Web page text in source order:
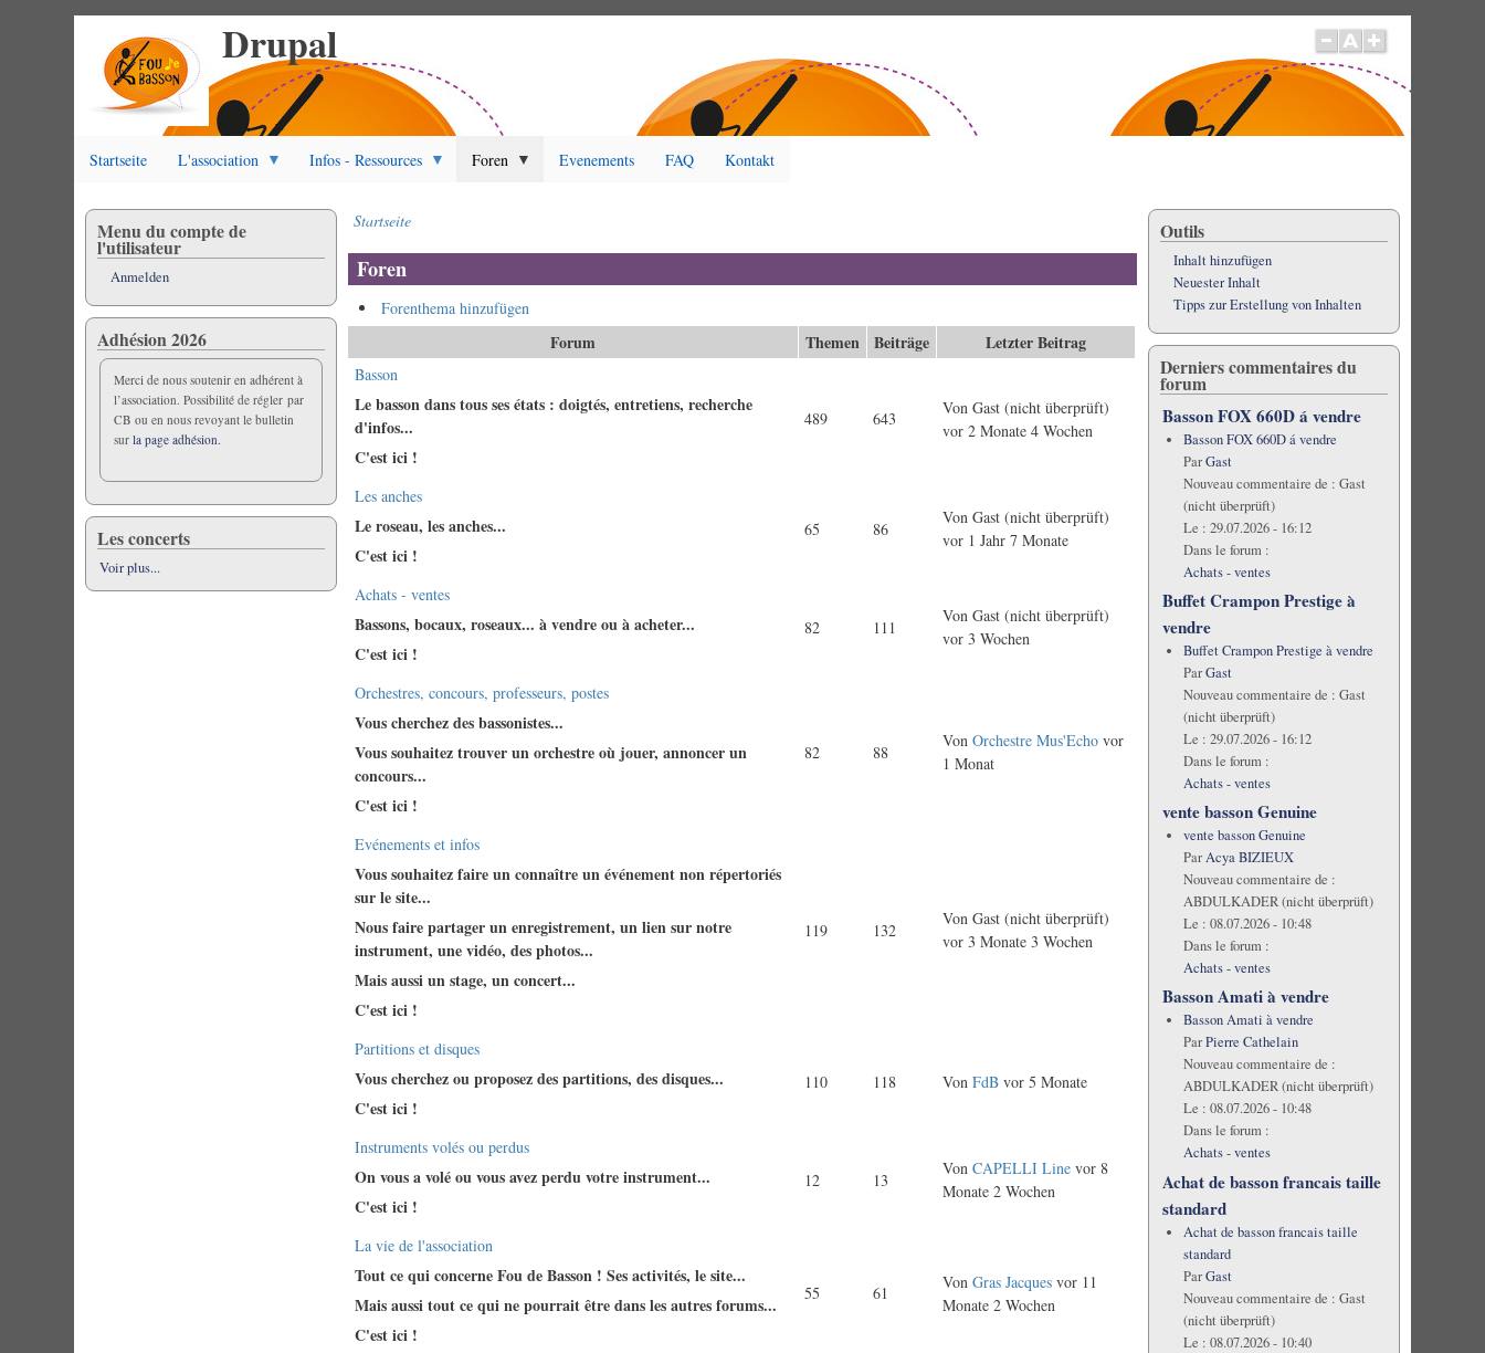
Drupal
Startseite L'association Infos - Ressources Foren Evenements FAQ Kontakt
Startseite
Foren
Forenthema hinzufügen
Forum Themen Beiträge Letzter Beitrag
Keine
neuen
Beiträge
Basson
Le basson dans tous ses états : doigtés, entretiens, recherche
d'infos...
C'est ici !
489 643
VonGast (nicht überprüft)
vor 2 Monate 4 Wochen
Keine
neuen
Les anches
Le roseau, les anches...
C'est ici !
65 86
VonGast (nicht überprüft)
vor 1 Jahr 7 Monate
Keine
neuen
Achats - ventes
Bassons, bocaux, roseaux... à vendre ou à acheter...
C'est ici !
82 111
VonGast (nicht überprüft)
vor 3 Wochen
Keine
neuen
Orchestres, concours, professeurs, postes
Vous cherchez des bassonistes...
Vous souhaitez trouver un orchestre où jouer, annoncer un
concours...
C'est ici !
82 88
VonOrchestre Mus'Echo vor
1 Monat
Keine
neuen
Beiträge
Evénements et infos
Vous souhaitez faire un connaître un événement non répertoriés
sur le site...
Nous faire partager un enregistrement, un lien sur notre
instrument, une vidéo, des photos...
Mais aussi un stage, un concert...
C'est ici !
119 132
VonGast (nicht überprüft)
vor 3 Monate 3 Wochen
Keine
neuen
Partitions et disques
Vous cherchez ou proposez des partitions, des disques...
C'est ici !
110 118 VonFdB vor 5 Monate
Keine
neuen
Instruments volés ou perdus
On vous a volé ou vous avez perdu votre instrument...
C'est ici !
12 13
VonCAPELLI Line vor 8
Monate 2 Wochen
Keine
neuen
La vie de l'association
Tout ce qui concerne Fou de Basson ! Ses activités, le site...
Mais aussi tout ce qui ne pourrait être dans les autres forums...
C'est ici !
55 61
VonGras Jacques vor 11
Monate 2 Wochen
Menu du compte de
l'utilisateur
Anmelden
Adhésion 2026
Merci de nous soutenir en adhérent à
l’association. Possibilité de régler par
CB ou en nous revoyant le bulletin
surla page adhésion.
Les concerts
Voir plus...
Outils
Inhalt hinzufügen
Neuester Inhalt
Tipps zur Erstellung von Inhalten
Derniers commentaires du
forum
Basson FOX 660D á vendre
Basson FOX 660D á vendre
ParGast
Nouveau commentaire de : Gast
(nicht überprüft)
Le : 29.07.2026 - 16:12
Dans le forum :
Achats - ventes
Buffet Crampon Prestige à
vendre
Buffet Crampon Prestige à vendre
ParGast
Nouveau commentaire de : Gast
(nicht überprüft)
Le : 29.07.2026 - 16:12
Dans le forum :
Achats - ventes
vente basson Genuine
vente basson Genuine
ParAcya BIZIEUX
Nouveau commentaire de :
ABDULKADER (nicht überprüft)
Le : 08.07.2026 - 10:48
Dans le forum :
Achats - ventes
Basson Amati à vendre
Basson Amati à vendre
ParPierre Cathelain
Nouveau commentaire de :
ABDULKADER (nicht überprüft)
Le : 08.07.2026 - 10:48
Dans le forum :
Achats - ventes
Achat de basson francais taille
standard
Achat de basson francais taille
standard
ParGast
Nouveau commentaire de : Gast
(nicht überprüft)
Le : 08.07.2026 - 10:40